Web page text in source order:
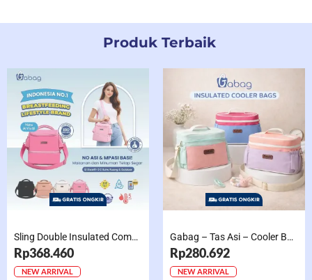
Produk Terbaik
Sling Double Insulated Compartment Cappucino Black, Creamy, Salem, Chocolate
Rp368.460
NEW ARRIVAL
Gabag – Tas Asi – Cooler Bag Sling Single Compartment Mint Grape Bubble
Rp280.692
NEW ARRIVAL